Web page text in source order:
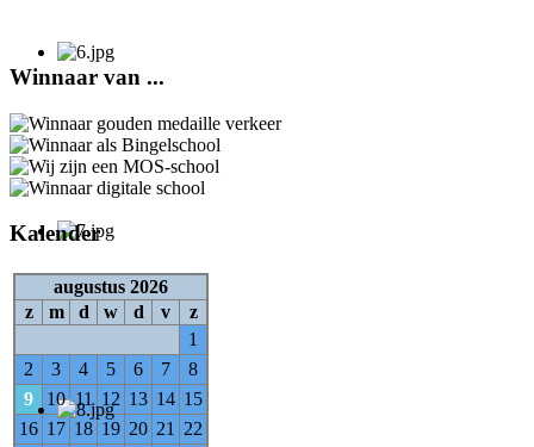
Winnaar van ...
Kalender
augustus 2026
z
m d w d v
z
1
2
3 4 5 6 7
8
9
10 11 12 13 14 15
16 17 18 19 20 21
22